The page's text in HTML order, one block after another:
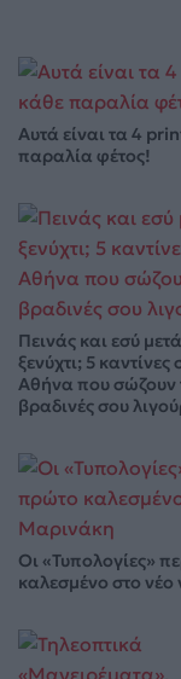
Αυτά είναι τα 4
παραλία φέτος!
Πεινάς και εσύ
ξενύχτι; 5 καντίνες
Αθήνα που σώζουν
βραδινές σου
Οι «Τυπολογίες»
καλεσμένο στο